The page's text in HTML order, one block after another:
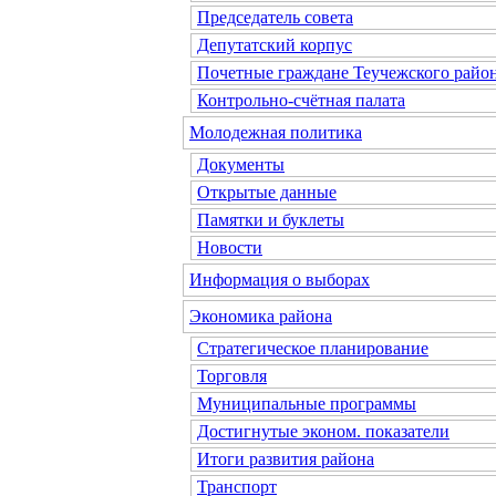
Председатель совета
Депутатский корпус
Почетные граждане Теучежского
Контрольно-счётная палата
Молодежная политика
Документы
Открытые данные
Памятки и буклеты
Новости
Информация о выборах
Экономика района
Стратегическое планирование
Торговля
Муниципальные программы
Достигнутые эконом. показатели
Итоги развития района
Транспорт